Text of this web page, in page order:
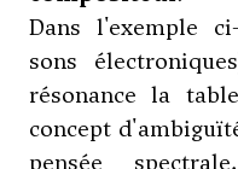
Dans l'exemple
sons
résonance la
concept
pensée